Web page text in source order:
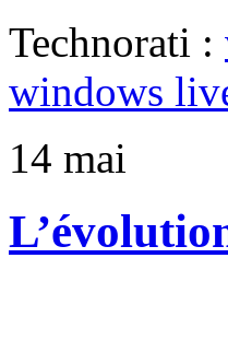
Technorati :
windows
14 mai